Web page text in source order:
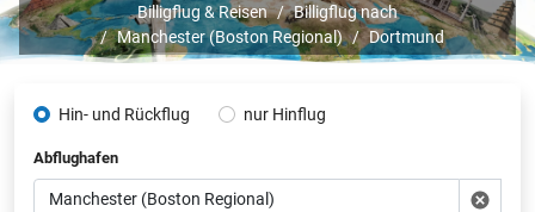
Billigflug & Reisen
Billigflug nach
Manchester (Boston Regional)
Dortmund
Hin- und Rückflug nur Hinflug
Abflughafen